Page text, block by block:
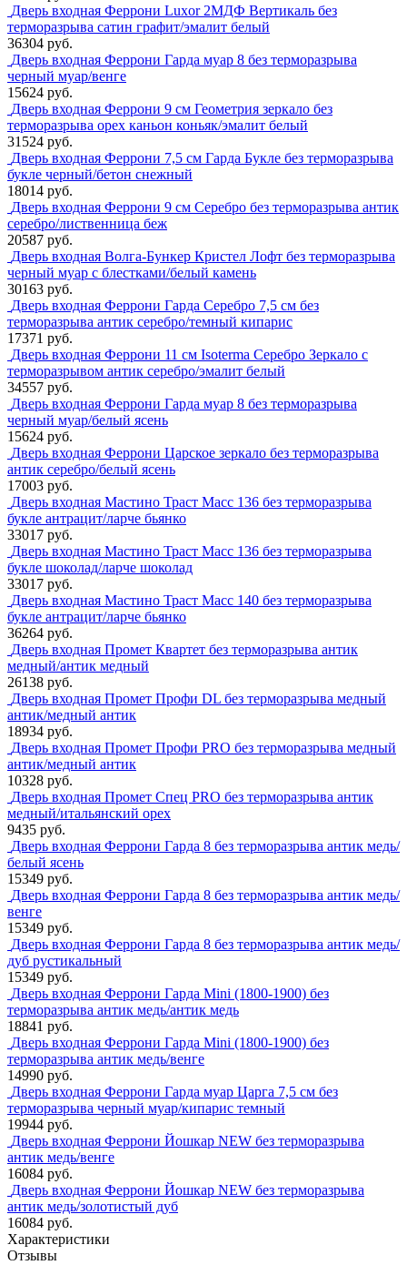
Дверь входная Феррони Luxor 2МДФ Вертикаль без
терморазрыва сатин графит/эмалит белый
36304 руб.
Дверь входная Феррони Гарда муар 8 без терморазрыва
черный муар/венге
15624 руб.
Дверь входная Феррони 9 см Геометрия зеркало без
терморазрыва орех каньон коньяк/эмалит белый
31524 руб.
Дверь входная Феррони 7,5 см Гарда Букле без терморазрыва
букле черный/бетон снежный
18014 руб.
Дверь входная Феррони 9 см Серебро без терморазрыва антик
серебро/лиственница беж
20587 руб.
Дверь входная Волга-Бункер Кристел Лофт без терморазрыва
черный муар с блестками/белый камень
30163 руб.
Дверь входная Феррони Гарда Серебро 7,5 см без
терморазрыва антик серебро/темный кипарис
17371 руб.
Дверь входная Феррони 11 см Isoterma Серебро Зеркало с
терморазрывом антик серебро/эмалит белый
34557 руб.
Дверь входная Феррони Гарда муар 8 без терморазрыва
черный муар/белый ясень
15624 руб.
Дверь входная Феррони Царское зеркало без терморазрыва
антик серебро/белый ясень
17003 руб.
Дверь входная Мастино Траст Масс 136 без терморазрыва
букле антрацит/ларче бьянко
33017 руб.
Дверь входная Мастино Траст Масс 136 без терморазрыва
букле шоколад/ларче шоколад
33017 руб.
Дверь входная Мастино Траст Масс 140 без терморазрыва
букле антрацит/ларче бьянко
36264 руб.
Дверь входная Промет Квартет без терморазрыва антик
медный/антик медный
26138 руб.
Дверь входная Промет Профи DL без терморазрыва медный
антик/медный антик
18934 руб.
Дверь входная Промет Профи PRO без терморазрыва медный
антик/медный антик
10328 руб.
Дверь входная Промет Спец PRO без терморазрыва антик
медный/итальянский орех
9435 руб.
Дверь входная Феррони Гарда 8 без терморазрыва антик медь/
белый ясень
15349 руб.
Дверь входная Феррони Гарда 8 без терморазрыва антик медь/
венге
15349 руб.
Дверь входная Феррони Гарда 8 без терморазрыва антик медь/
дуб рустикальный
15349 руб.
Дверь входная Феррони Гарда Mini (1800-1900) без
терморазрыва антик медь/антик медь
18841 руб.
Дверь входная Феррони Гарда Mini (1800-1900) без
терморазрыва антик медь/венге
14990 руб.
Дверь входная Феррони Гарда муар Царга 7,5 см без
терморазрыва черный муар/кипарис темный
19944 руб.
Дверь входная Феррони Йошкар NEW без терморазрыва
антик медь/венге
16084 руб.
Дверь входная Феррони Йошкар NEW без терморазрыва
антик медь/золотистый дуб
16084 руб.
Характеристики
Отзывы